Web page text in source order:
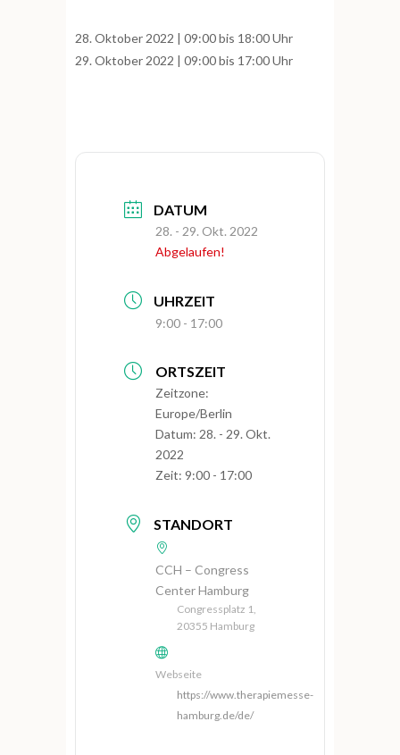
28. Oktober 2022 | 09:00 bis 18:00 Uhr
29. Oktober 2022 | 09:00 bis 17:00 Uhr
DATUM
28. - 29. Okt. 2022
Abgelaufen!
UHRZEIT
9:00 - 17:00
ORTSZEIT
Zeitzone:
Europe/Berlin
Datum: 28. - 29. Okt.
2022
Zeit: 9:00 - 17:00
STANDORT
CCH – Congress
Center Hamburg
Congressplatz 1,
20355 Hamburg
Webseite
https://www.therapiemesse-
hamburg.de/de/